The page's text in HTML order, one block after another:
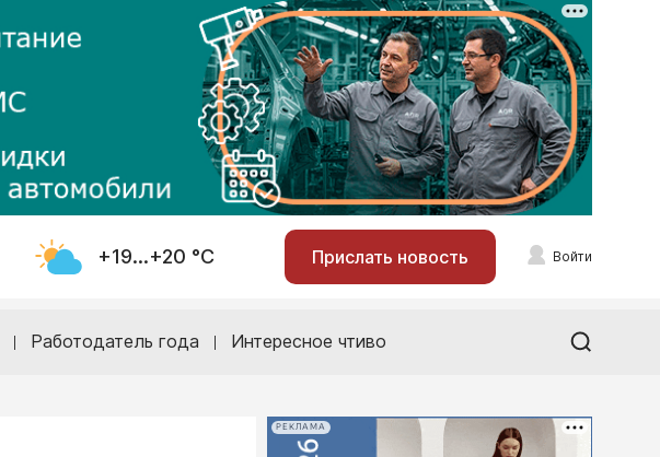
+19...+20 °С Прислать новость Войти
Работодатель года Интересное чтиво
РЕКЛАМА